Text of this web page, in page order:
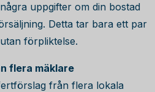
uppgifter om din bostad
Detta tar bara ett par
förpliktelse.
flera mäklare
från flera lokala